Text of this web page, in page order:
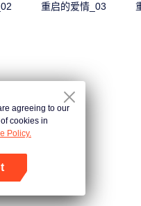
重启的爱情_03
agreeing to our
cookies in
Policy.